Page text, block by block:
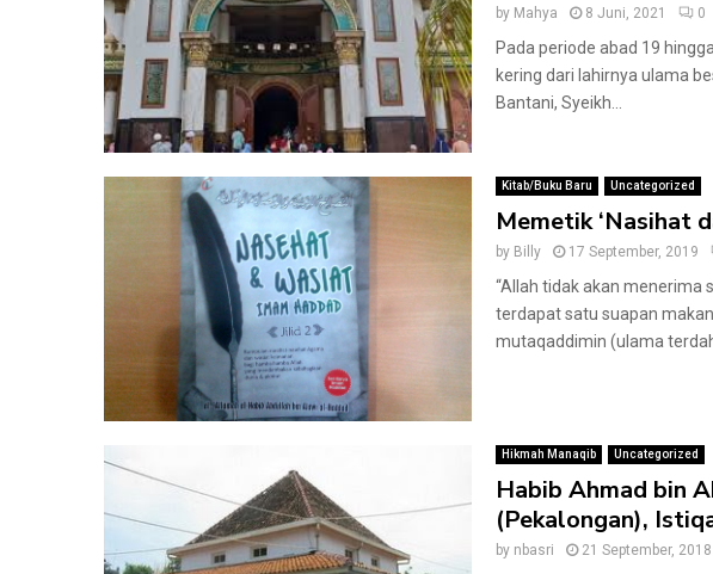
by Mahya 8 Juni, 2021 0
Pada periode abad 19
kering dari lahirnya ulama
Bantani, Syeikh...
Kitab/Buku Baru Uncategorized
Memetik ‘Nasihat
by Billy 17 September, 2019
“Allah tidak akan menerima
terdapat satu suapan
mutaqaddimin (ulama
Hikmah Manaqib Uncategorized
Habib Ahmad bin
(Pekalongan),
by nbasri 21 September, 2018